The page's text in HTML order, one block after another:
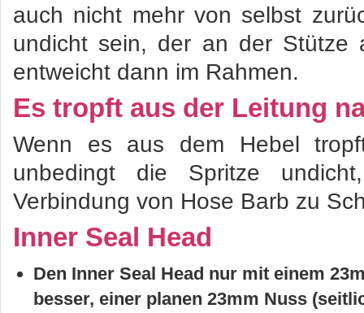
auch nicht mehr von selbst
undicht sein, der an der Stütze
entweicht dann im Rahmen.
Es tropft aus der Leitung
Wenn es aus dem Hebel
unbedingt die Spritze
Verbindung von Hose Barb zu
Inner Seal Head
Den Inner Seal Head nur mit einem
besser, einer planen 23mm Nuss